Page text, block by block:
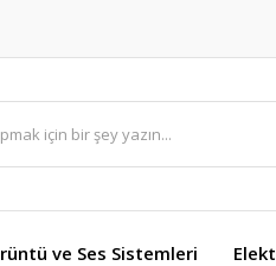
ve Ses Sistemleri